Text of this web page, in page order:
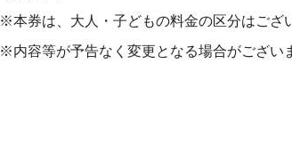
※本券は、大人・子どもの料金の区分はござ
※内容等が予告なく変更となる場合がござい